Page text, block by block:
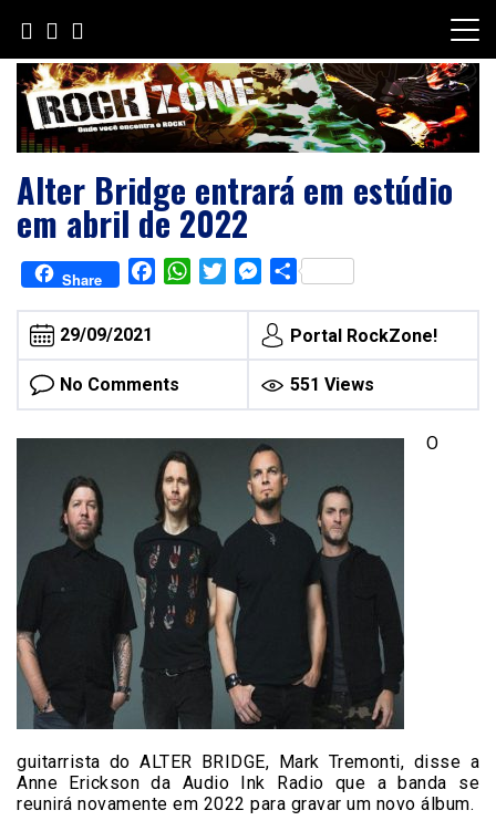
content
Alter Bridge entrará em estúdio
em abril de 2022
Share FacebookWhatsAppTwitterMessenger
Share
29/09/2021 Portal RockZone!
No Comments 551 Views
O
guitarrista do ALTER BRIDGE, Mark Tremonti, disse a
Anne Erickson da Audio Ink Radio que a banda se
reunirá novamente em 2022 para gravar um novo álbum.